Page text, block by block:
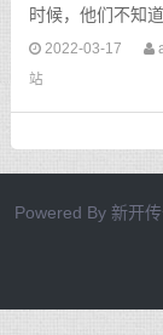
时候，他们不知
热门的属性有幸
2022-03-17
站
Powered By 新开